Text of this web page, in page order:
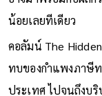
น้อยเลยทีเดียว
คอลัมน์ The
ทบของกำแพงภาษี
ประเทศ ไปจนถึงบ